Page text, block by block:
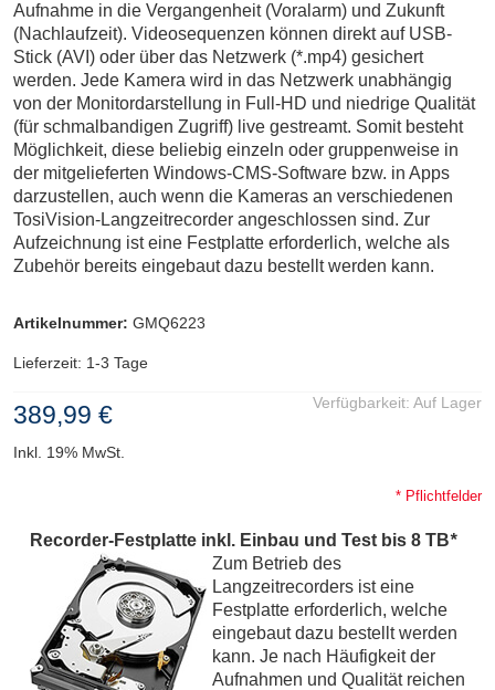
Aufnahme in die Vergangenheit (Voralarm) und Zukunft
(Nachlaufzeit). Videosequenzen können direkt auf USB-
Stick (AVI) oder über das Netzwerk (*.mp4) gesichert
werden. Jede Kamera wird in das Netzwerk unabhängig
von der Monitordarstellung in Full-HD und niedrige Qualität
(für schmalbandigen Zugriff) live gestreamt. Somit besteht
Möglichkeit, diese beliebig einzeln oder gruppenweise in
der mitgelieferten Windows-CMS-Software bzw. in Apps
darzustellen, auch wenn die Kameras an verschiedenen
TosiVision-Langzeitrecorder angeschlossen sind. Zur
Aufzeichnung ist eine Festplatte erforderlich, welche als
Zubehör bereits eingebaut dazu bestellt werden kann.
Artikelnummer: GMQ6223
Lieferzeit: 1-3 Tage
Verfügbarkeit: Auf Lager
389,99 €
Inkl. 19% MwSt.
Recorder-Festplatte inkl. Einbau und Test bis 8 TB*
Zum Betrieb des
Langzeitrecorders ist eine
Festplatte erforderlich, welche
eingebaut dazu bestellt werden
kann. Je nach Häufigkeit der
Aufnahmen und Qualität reichen
* Pflichtfelder